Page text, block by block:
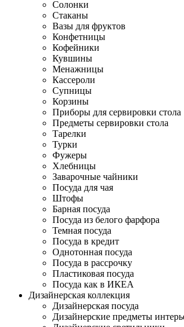
Солонки
Стаканы
Вазы для фруктов
Конфетницы
Кофейники
Кувшины
Менажницы
Кассероли
Супницы
Корзины
Приборы для сервировки стола
Предметы сервировки стола
Тарелки
Турки
Фужеры
Хлебницы
Заварочные чайники
Посуда для чая
Штофы
Барная посуда
Посуда из белого фарфора
Темная посуда
Посуда в кредит
Однотонная посуда
Посуда в рассрочку
Пластиковая посуда
Посуда как в ИКЕА
Дизайнерская коллекция
Дизайнерская посуда
Дизайнерские предметы